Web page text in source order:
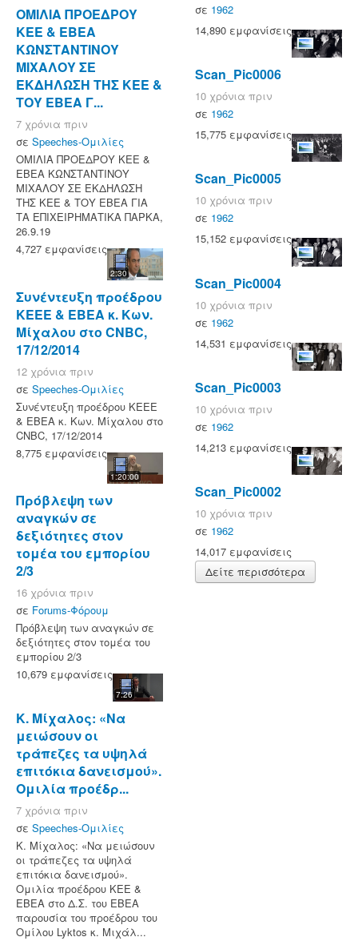
ΟΜΙΛΙΑ ΠΡΟΕΔΡΟΥ
ΚΕΕ & ΕΒΕΑ
ΚΩΝΣΤΑΝΤΙΝΟΥ
ΜΙΧΑΛΟΥ ΣΕ
ΕΚΔΗΛΩΣΗ ΤΗΣ ΚΕΕ &
ΤΟΥ ΕΒΕΑ Γ...
7 χρόνια πριν
σε Speeches-Ομιλίες
ΟΜΙΛΙΑ ΠΡΟΕΔΡΟΥ ΚΕΕ &
ΕΒΕΑ ΚΩΝΣΤΑΝΤΙΝΟΥ
ΜΙΧΑΛΟΥ ΣΕ ΕΚΔΗΛΩΣΗ
ΤΗΣ ΚΕΕ & ΤΟΥ ΕΒΕΑ ΓΙΑ
ΤΑ ΕΠΙΧΕΙΡΗΜΑΤΙΚΑ ΠΑΡΚΑ,
26.9.19
4,727 εμφανίσεις
2:30
Συνέντευξη προέδρου
KEEE & ΕΒΕΑ κ. Κων.
Μίχαλου στο CNBC,
17/12/2014
12 χρόνια πριν
σε Speeches-Ομιλίες
Συνέντευξη προέδρου KEEE
& ΕΒΕΑ κ. Κων. Μίχαλου στο
CNBC, 17/12/2014
8,775 εμφανίσεις
1:20:00
Πρόβλεψη των
αναγκών σε
δεξιότητες στον
τομέα του εμπορίου
2/3
16 χρόνια πριν
σε Forums-Φόρουμ
Πρόβλεψη των αναγκών σε
δεξιότητες στον τομέα του
εμπορίου 2/3
10,679 εμφανίσεις
7:26
Κ. Μίχαλος: «Να
μειώσουν οι
τράπεζες τα υψηλά
επιτόκια δανεισμού».
Ομιλία προέδρ...
7 χρόνια πριν
σε Speeches-Ομιλίες
Κ. Μίχαλος: «Να μειώσουν
οι τράπεζες τα υψηλά
επιτόκια δανεισμού».
Ομιλία προέδρου ΚΕΕ &
ΕΒΕΑ στο Δ.Σ. του ΕΒΕΑ
παρουσία του προέδρου του
Ομίλου Lyktos κ. Μιχάλ...
σε 1962
14,890 εμφανίσεις
Scan_Pic0006
10 χρόνια πριν
σε 1962
15,775 εμφανίσεις
Scan_Pic0005
10 χρόνια πριν
σε 1962
15,152 εμφανίσεις
Scan_Pic0004
10 χρόνια πριν
σε 1962
14,531 εμφανίσεις
Scan_Pic0003
10 χρόνια πριν
σε 1962
14,213 εμφανίσεις
Scan_Pic0002
10 χρόνια πριν
σε 1962
14,017 εμφανίσεις
Δείτε περισσότερα